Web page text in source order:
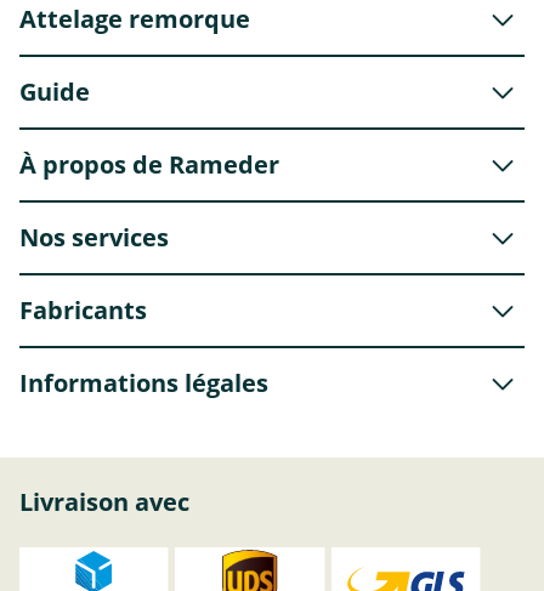
Attelage remorque
Guide
À propos de Rameder
Nos services
Fabricants
Informations légales
Livraison avec